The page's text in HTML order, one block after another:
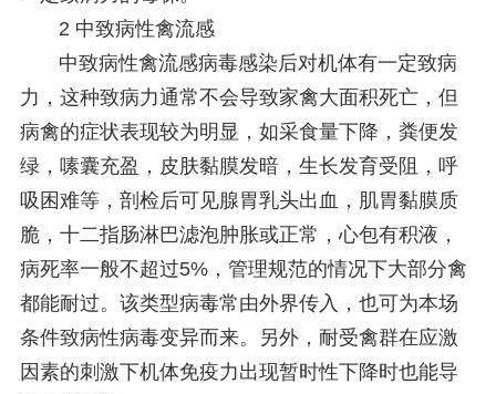
2 中致病性禽流感
中致病性禽流感病毒感染后对机体有一定致病
力，这种致病力通常不会导致家禽大面积死亡，但
病禽的症状表现较为明显，如采食量下降，粪便发
绿，嗉囊充盈，皮肤黏膜发暗，生长发育受阻，呼
吸困难等，剖检后可见腺胃乳头出血，肌胃黏膜质
脆，十二指肠淋巴滤泡肿胀或正常，心包有积液，
病死率一般不超过5%，管理规范的情况下大部分禽
都能耐过。该类型病毒常由外界传入，也可为本场
条件致病性病毒变异而来。另外，耐受禽群在应激
因素的刺激下机体免疫力出现暂时性下降时也能导